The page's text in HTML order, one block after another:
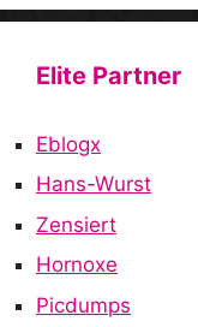
Elite Partner
Eblogx
Hans-Wurst
Zensiert
Hornoxe
Picdumps